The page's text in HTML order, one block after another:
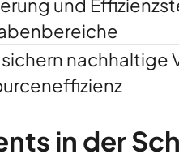
und
nachhaltige
in der